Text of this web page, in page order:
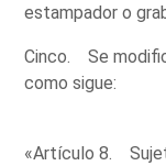
estampador o
Cinco. Se
como sigue:
«Artículo 8.